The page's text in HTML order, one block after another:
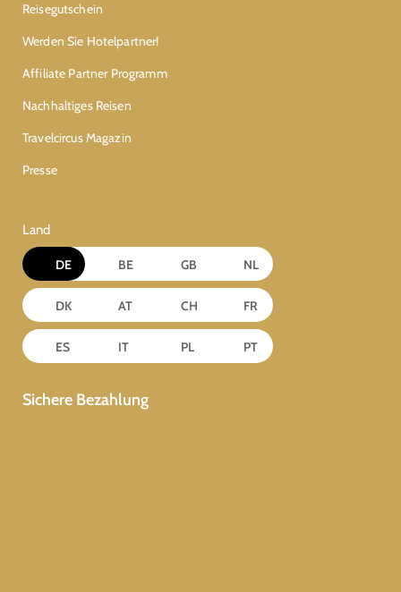
Reisegutschein
Werden Sie Hotelpartner!
Affiliate Partner Programm
Nachhaltiges Reisen
Travelcircus Magazin
Presse
Land
DE BE GB NL
DK AT CH FR
ES IT PL PT
Sichere Bezahlung